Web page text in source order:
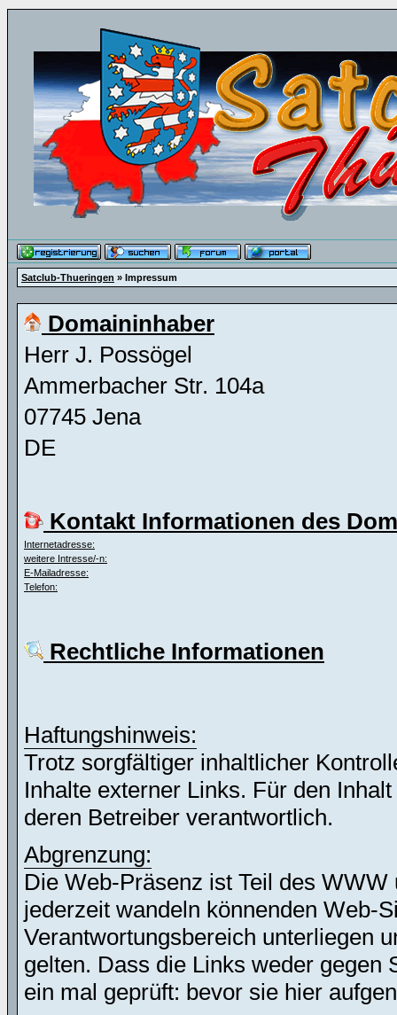
Satclub-Thueringen » Impressum
Domaininhaber
Herr J. Possögel
Ammerbacher Str. 104a
07745 Jena
DE
Kontakt Informationen des
Internetadresse:
weitere Intresse/-n:
E-Mailadresse:
Telefon:
Rechtliche Informationen
Haftungshinweis:
Trotz sorgfältiger inhaltlicher
Inhalte externer Links. Für den
deren Betreiber verantwortlich.
Abgrenzung:
Die Web-Präsenz ist Teil des
jederzeit wandeln könnenden Web-
Verantwortungsbereich unterliegen
gelten. Dass die Links weder gegen
ein mal geprüft: bevor sie hier